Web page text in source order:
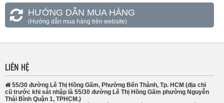
HƯỚNG DẪN MUA HÀNG
(Hướng dẫn mua hàng trên website)
LIÊN HỆ
55/30 đường Lê Thị Hồng Gấm, Phường Bến Thành, Tp. HCM (địa chỉ
cũ trước khi sát nhập là 55/30 đường Lê Thị Hồng Gấm phường Nguyễn
Thái Bình Quận 1, TPHCM.)